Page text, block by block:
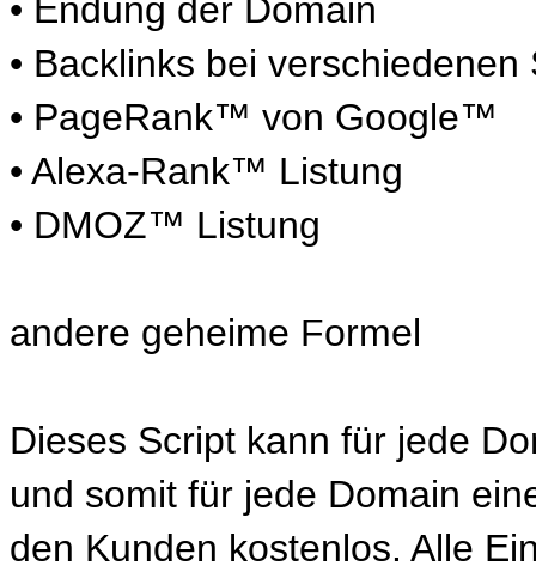
• Endung der Domain
• Backlinks bei verschiedenen
• PageRank™ von Google™
• Alexa-Rank™ Listung
• DMOZ™ Listung
andere geheime Formel
Dieses Script kann für jede
und somit für jede Domain
den Kunden kostenlos. Alle